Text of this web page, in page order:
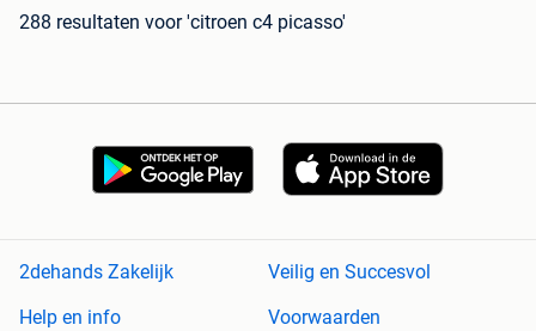
288 resultaten voor 'citroen c4 picasso'
2dehands Zakelijk
Veilig en Succesvol
Help en info
Voorwaarden